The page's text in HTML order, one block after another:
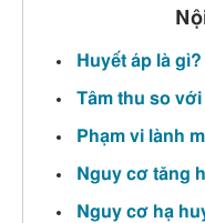
Huyết áp là gì?
Tâm thu so
Phạm vi lành
Nguy cơ tăng
Nguy cơ hạ